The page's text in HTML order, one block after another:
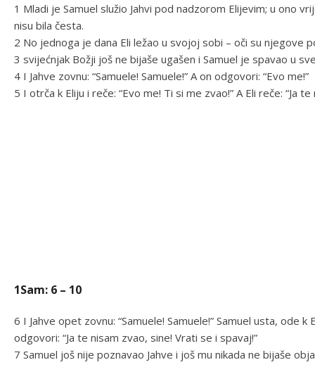
1 Mladi je Samuel služio Jahvi pod nadzorom Elijevim; u ono
nisu bila česta.
2 No jednoga je dana Eli ležao u svojoj sobi – oči su njegove
3 svijećnjak Božji još ne bijaše ugašen i Samuel je spavao u
4 I Jahve zovnu: “Samuele! Samuele!” A on odgovori: “Evo me!”
5 I otrča k Eliju i reče: “Evo me! Ti si me zvao!” A Eli reče: “Ja
1Sam: 6 – 10
6 I Jahve opet zovnu: “Samuele! Samuele!” Samuel usta, ode k
odgovori: “Ja te nisam zvao, sine! Vrati se i spavaj!”
7 Samuel još nije poznavao Jahve i još mu nikada ne bijaše